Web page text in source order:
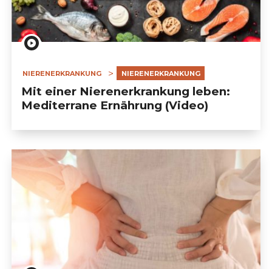
NIERENERKRANKUNG NIERENERKRANKUNG
Mit einer Nierenerkrankung leben:
Mediterrane Ernährung (Video)